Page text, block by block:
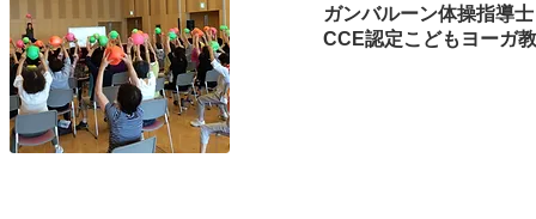
ガンバルーン体操指導士
CCE認定こどもヨーガ